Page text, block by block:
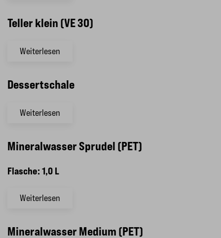
Teller klein (VE 30)
Weiterlesen
Dessertschale
Weiterlesen
Mineralwasser Sprudel (PET)
Flasche: 1,0 L
Weiterlesen
Mineralwasser Medium (PET)